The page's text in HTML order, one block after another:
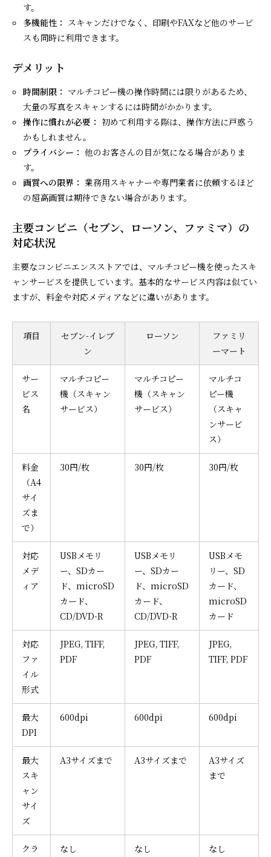
す。
多機能性： スキャンだけでなく、印刷やFAXなど他のサービ
スも同時に利用できます。
デメリット
時間制限： マルチコピー機の操作時間には限りがあるため、
大量の写真をスキャンするには時間がかかります。
操作に慣れが必要： 初めて利用する際は、操作方法に戸惑う
かもしれません。
プライバシー： 他のお客さんの目が気になる場合がありま
す。
画質への限界： 業務用スキャナーや専門業者に依頼するほど
の超高画質は期待できない場合があります。
主要コンビニ（セブン、ローソン、ファミマ）の
対応状況
主要なコンビニエンスストアでは、マルチコピー機を使ったスキ
ャンサービスを提供しています。基本的なサービス内容は似てい
ますが、料金や対応メディアなどに違いがあります。
項目
セブン-イレブ
ン
ローソン
ファミリ
ーマート
サー
ビス
名
マルチコピー
機（スキャン
サービス）
マルチコピー
機（スキャン
サービス）
マルチコ
ピー機
（スキャ
ンサービ
ス）
料金
（A4
サイ
ズま
で）
30円/枚 30円/枚 30円/枚
対応
メデ
ィア
USBメモリ
ー、SDカー
ド、microSD
カード、
CD/DVD-R
USBメモリ
ー、SDカー
ド、microSD
カード、
CD/DVD-R
USBメモ
リー、SD
カード、
microSD
カード
対応
ファ
イル
形式
JPEG, TIFF,
PDF
JPEG, TIFF,
PDF
JPEG,
TIFF, PDF
最大
DPI
600dpi 600dpi 600dpi
最大
スキ
ャン
サイ
ズ
A3サイズまで A3サイズまで
A3サイズ
まで
クラ なし なし なし